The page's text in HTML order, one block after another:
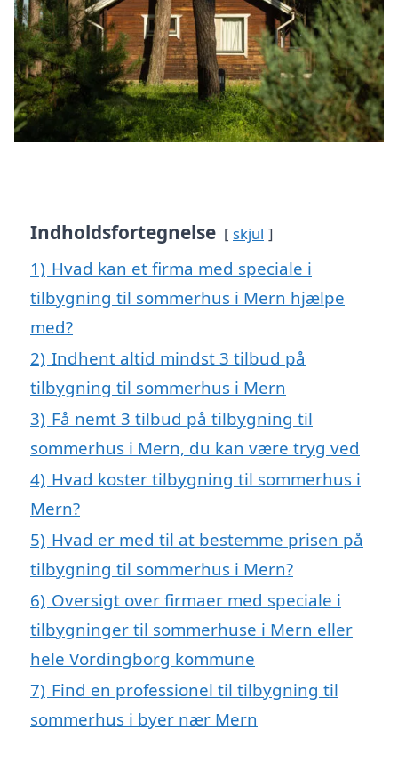
Indholdsfortegnelse skjul
1) Hvad kan et firma med speciale i
tilbygning til sommerhus i Mern hjælpe
med?
2) Indhent altid mindst 3 tilbud på
tilbygning til sommerhus i Mern
3) Få nemt 3 tilbud på tilbygning til
sommerhus i Mern, du kan være tryg ved
4) Hvad koster tilbygning til sommerhus i
Mern?
5) Hvad er med til at bestemme prisen på
tilbygning til sommerhus i Mern?
6) Oversigt over firmaer med speciale i
tilbygninger til sommerhuse i Mern eller
hele Vordingborg kommune
7) Find en professionel til tilbygning til
sommerhus i byer nær Mern